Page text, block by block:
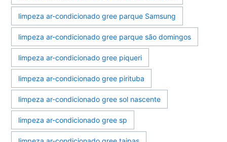
limpeza ar-condicionado gree parque Samsung
limpeza ar-condicionado gree parque são domingos
limpeza ar-condicionado gree piqueri
limpeza ar-condicionado gree pirituba
limpeza ar-condicionado gree sol nascente
limpeza ar-condicionado gree sp